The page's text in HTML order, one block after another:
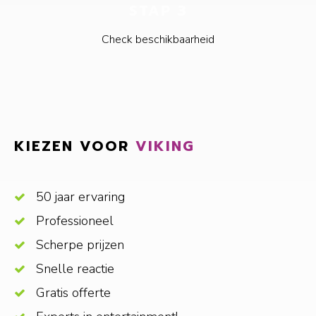
Check beschikbaarheid
KIEZEN VOOR VIKING
50 jaar ervaring
Professioneel
Scherpe prijzen
Snelle reactie
Gratis offerte